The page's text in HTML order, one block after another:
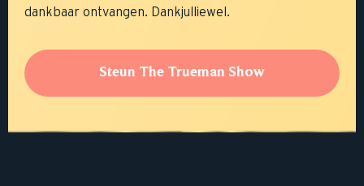
dankbaar ontvangen. Dankjulliewel.
Steun The Trueman Show